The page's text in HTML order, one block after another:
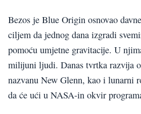
Bezos je Blue Origin osnovao
ciljem da jednog dana izgradi
pomoću umjetne gravitacije. U
milijuni ljudi. Danas tvrtka razvija
nazvanu New Glenn, kao i lunarni
da će ući u NASA-in okvir